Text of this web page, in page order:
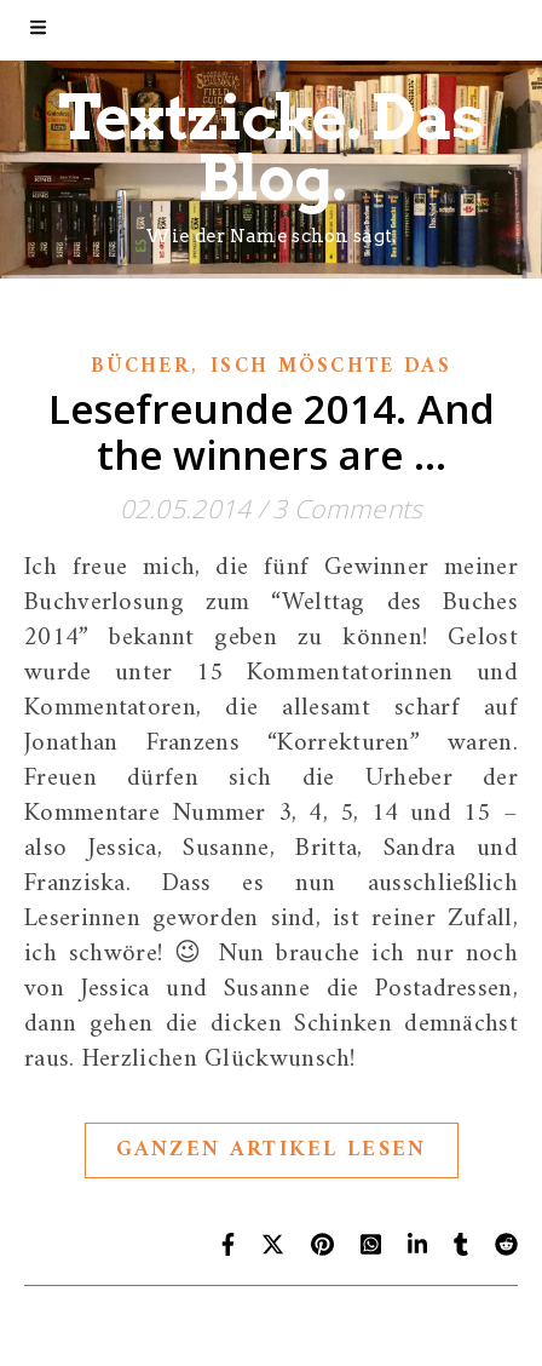
Textzicke. Das
Blog.
Wie der Name schon sagt.
BÜCHER, ISCH MÖSCHTE DAS
Lesefreunde 2014. And
the winners are …
02.05.2014/ 3 Comments
Ich freue mich, die fünf Gewinner meiner
Buchverlosung zum “Welttag des Buches
2014” bekannt geben zu können! Gelost
wurde unter 15 Kommentatorinnen und
Kommentatoren, die allesamt scharf auf
Jonathan Franzens “Korrekturen” waren.
Freuen dürfen sich die Urheber der
Kommentare Nummer 3, 4, 5, 14 und 15 –
also Jessica, Susanne, Britta, Sandra und
Franziska. Dass es nun ausschließlich
Leserinnen geworden sind, ist reiner Zufall,
ich schwöre! 😉 Nun brauche ich nur noch
von Jessica und Susanne die Postadressen,
dann gehen die dicken Schinken demnächst
raus. Herzlichen Glückwunsch!
GANZEN ARTIKEL LESEN